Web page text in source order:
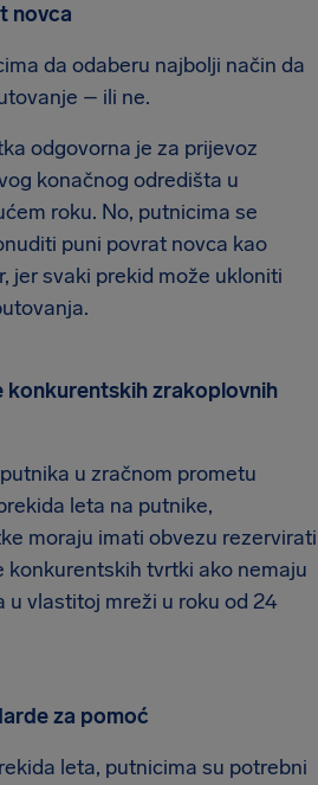
novca
da odaberu najbolji način da
– ili ne.
odgovorna je za prijevoz
konačnog odredišta u
roku. No, putnicima se
puni povrat novca kao
jer svaki prekid može ukloniti
konkurentskih zrakoplovnih
u zračnom prometu
leta na putnike,
moraju imati obvezu rezervirati
konkurentskih tvrtki ako nemaju
u vlastitoj mreži u roku od 24
za pomoć
leta, putnicima su potrebni